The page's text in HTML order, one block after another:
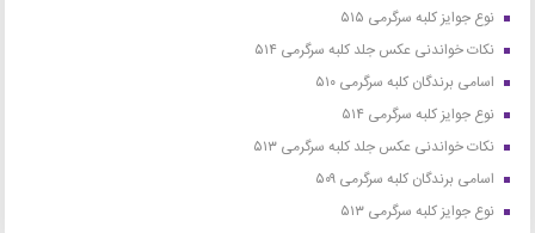
نوع جوایز کلبه سرگرمی ۵۱۵
نکات خواندنی عکس جلد کلبه سرگرمی ۵۱۴
اسامی برندگان کلبه سرگرمی ۵۱۰
نوع جوایز کلبه سرگرمی ۵۱۴
نکات خواندنی عکس جلد کلبه سرگرمی ۵۱۳
اسامی برندگان کلبه سرگرمی ۵۰۹
نوع جوایز کلبه سرگرمی ۵۱۳